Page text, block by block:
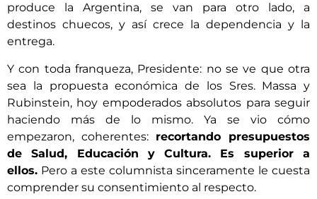
produce la Argentina, se van para otro lado, a
destinos chuecos, y así crece la dependencia y la
entrega.
Y con toda franqueza, Presidente: no se ve que otra
sea la propuesta económica de los Sres. Massa y
Rubinstein, hoy empoderados absolutos para seguir
haciendo más de lo mismo. Ya se vio cómo
empezaron, coherentes: recortando presupuestos
de Salud, Educación y Cultura. Es superior a
ellos. Pero a este columnista sinceramente le cuesta
comprender su consentimiento al respecto.